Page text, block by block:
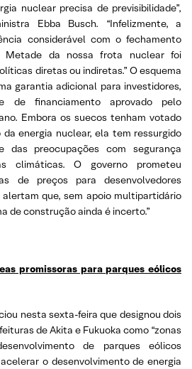
nuclear precisa de previsibilidade”,
Ebba Busch. “Infelizmente, a
considerável com o fechamento
Metade da nossa frota nuclear foi
diretas ou indiretas.” O esquema
garantia adicional para investidores,
de financiamento aprovado pelo
Embora os suecos tenham votado
energia nuclear, ela tem ressurgido
das preocupações com segurança
climáticas. O governo prometeu
de preços para desenvolvedores
que, sem apoio multipartidário
de construção ainda é incerto.”
promissoras para parques eólicos
nesta sexta-feira que designou dois
de Akita e Fukuoka como “zonas
de parques eólicos
o desenvolvimento de energia